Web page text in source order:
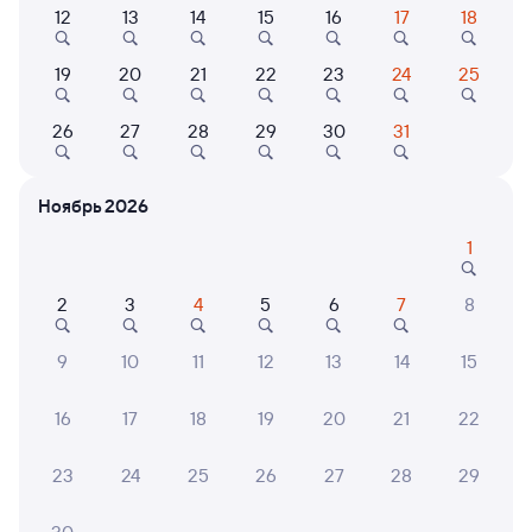
109А Андрей Тульников Проходящий 8,7
Рязань-2
Рязань
06:53 07:20
23 ч 27 м в пути
от 4 ⁠123 ⁠₽ 5 ⁠891 ⁠₽
Выберите дату
Найдём билет на поезд за вас
12 13 14 15 16 17 18
19 20 21 22 23 24 25
26 27 28 29 30 31
Ноябрь 2026
1
2 3 4 5 6 7 8
9 10 11 12 13 14 15
16 17 18 19 20 21 22
23 24 25 26 27 28 29